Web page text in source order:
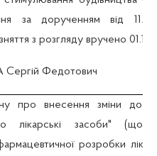
за дорученням від
з розгляду вручено
Федотович
про внесення зміни до
лікарські засоби" (щодо
розробки